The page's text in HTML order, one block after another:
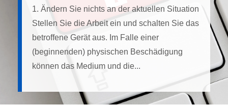
1. Ändern Sie nichts an der aktuellen Situation
Stellen Sie die Arbeit ein und schalten Sie das
betroffene Gerät aus. Im Falle einer
(beginnenden) physischen Beschädigung
können das Medium und die...